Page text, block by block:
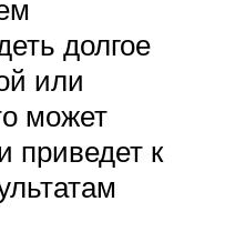
долгое
или
может
приведет к